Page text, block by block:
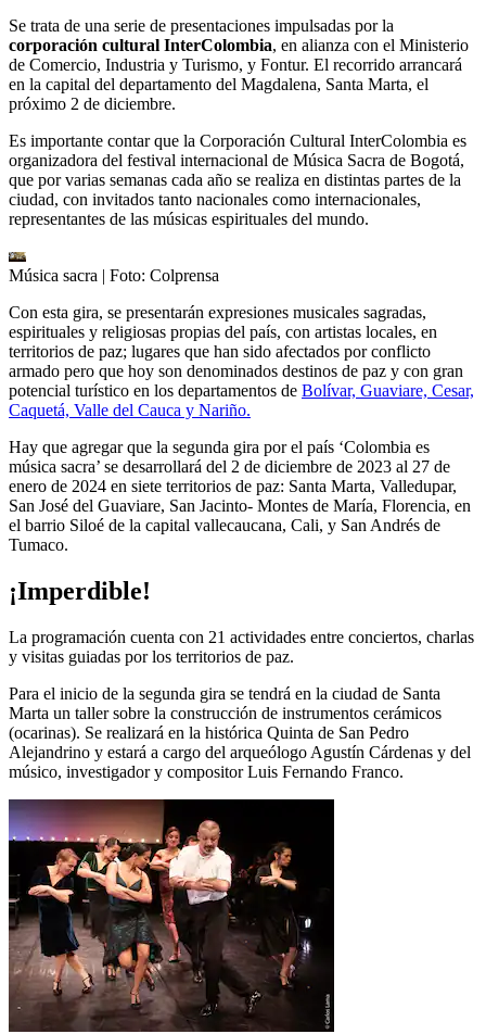
Se trata de una serie de presentaciones impulsadas por la
corporación cultural InterColombia, en alianza con el Ministerio
de Comercio, Industria y Turismo, y Fontur. El recorrido arrancará
en la capital del departamento del Magdalena, Santa Marta, el
próximo 2 de diciembre.
Es importante contar que la Corporación Cultural InterColombia es
organizadora del festival internacional de Música Sacra de Bogotá,
que por varias semanas cada año se realiza en distintas partes de la
ciudad, con invitados tanto nacionales como internacionales,
representantes de las músicas espirituales del mundo.
Música sacra | Foto: Colprensa
Con esta gira, se presentarán expresiones musicales sagradas,
espirituales y religiosas propias del país, con artistas locales, en
territorios de paz; lugares que han sido afectados por conflicto
armado pero que hoy son denominados destinos de paz y con gran
potencial turístico en los departamentos de Bolívar, Guaviare, Cesar,
Caquetá, Valle del Cauca y Nariño.
Hay que agregar que la segunda gira por el país ‘Colombia es
música sacra’ se desarrollará del 2 de diciembre de 2023 al 27 de
enero de 2024 en siete territorios de paz: Santa Marta, Valledupar,
San José del Guaviare, San Jacinto- Montes de María, Florencia, en
el barrio Siloé de la capital vallecaucana, Cali, y San Andrés de
Tumaco.
¡Imperdible!
La programación cuenta con 21 actividades entre conciertos, charlas
y visitas guiadas por los territorios de paz.
Para el inicio de la segunda gira se tendrá en la ciudad de Santa
Marta un taller sobre la construcción de instrumentos cerámicos
(ocarinas). Se realizará en la histórica Quinta de San Pedro
Alejandrino y estará a cargo del arqueólogo Agustín Cárdenas y del
músico, investigador y compositor Luis Fernando Franco.